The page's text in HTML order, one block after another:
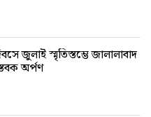
জুলাই স্মৃতিস্তম্ভে জালালাবাদ
অর্পণ